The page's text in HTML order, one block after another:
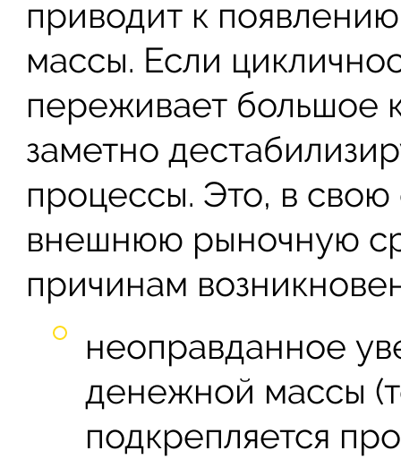
приводит к
массы. Если
переживает большое
заметно
процессы. Это, в свою
внешнюю рыночную
причинам
неоправданное
денежной массы
подкрепляется